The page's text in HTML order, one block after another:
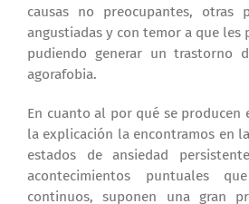
causas no preocupantes, otras
angustiadas y con temor a que les
pudiendo generar un trastorno
agorafobia.
En cuanto al por qué se producen
la explicación la encontramos en
estados de ansiedad
acontecimientos puntuales
continuos, suponen una gran